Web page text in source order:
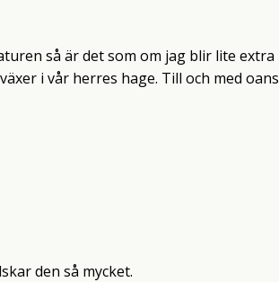
så är det som om jag blir lite extra
i vår herres hage. Till och med
den så mycket.